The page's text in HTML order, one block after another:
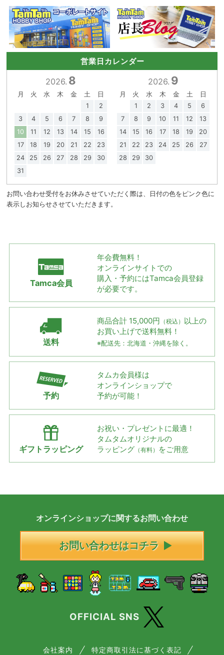
営業日カレンダー
2026. 8
月 火 水 木 金 土
日
1
2
3
4 5 6 7 8
9
10
11 12 13 14 15
16
17
18 19 20 21 22
23
24
25 26 27 28 29
30
31
2026. 9
月 火 水 木 金 土
日
1
2 3 4 5
6
7
8 9 10 11 12
13
14
15 16 17 18 19
20
21
22 23 24 25 26
27
28
29 30
お問い合わせ受付をお休みさせていただく際は、日付の色をピンク色に
表示しお知らせさせていただきます。
Tamca会員
年会費無料！
オンラインサイトでの
購入・予約にはTamca会員登録
が必要です。
送料
商品合計 15,000円 （税込） 以上の
お買い上げで送料無料！
※配送先：北海道・沖縄を除く。
予約
タムカ会員様は
オンラインショップで
予約が可能！
ギフトラッピング
お祝い・プレゼントに最適！
タムタムオリジナルの
ラッピング （有料） をご用意
オンラインショップに関するお問い合わせ
お問い合わせはコチラ
OFFICIAL SNS
会社案内 特定商取引法に基づく表記